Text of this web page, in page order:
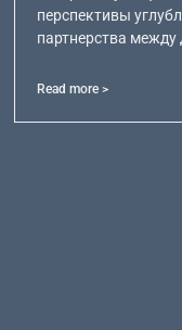
перспективы
партнерства
Read more >